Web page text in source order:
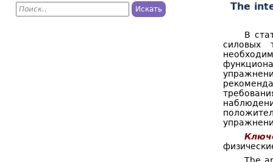
The
В
силовых
П
о